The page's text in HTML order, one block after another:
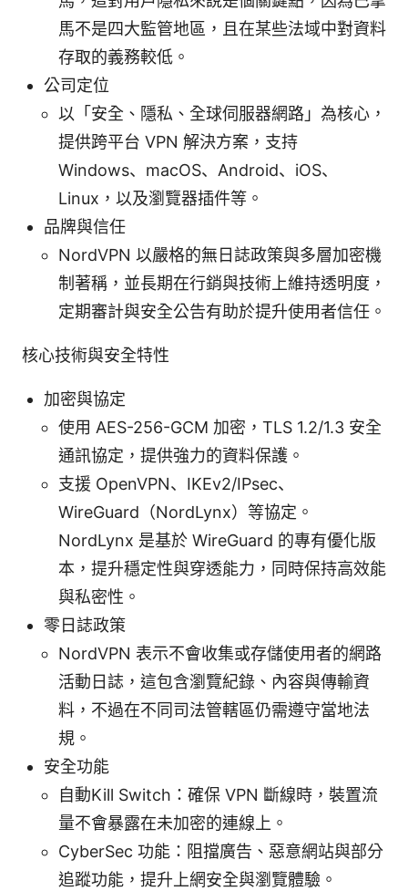
馬不是四大監管地區，且在某些法域中對資料
存取的義務較低。
公司定位
以「安全、隱私、全球伺服器網路」為核心，
提供跨平台 VPN 解決方案，支持
Windows、macOS、Android、iOS、
Linux，以及瀏覽器插件等。
品牌與信任
NordVPN 以嚴格的無日誌政策與多層加密機
制著稱，並長期在行銷與技術上維持透明度，
定期審計與安全公告有助於提升使用者信任。
核心技術與安全特性
加密與協定
使用 AES-256-GCM 加密，TLS 1.2/1.3 安全
通訊協定，提供強力的資料保護。
支援 OpenVPN、IKEv2/IPsec、
WireGuard（NordLynx）等協定。
NordLynx 是基於 WireGuard 的專有優化版
本，提升穩定性與穿透能力，同時保持高效能
與私密性。
零日誌政策
NordVPN 表示不會收集或存儲使用者的網路
活動日誌，這包含瀏覽紀錄、內容與傳輸資
料，不過在不同司法管轄區仍需遵守當地法
規。
安全功能
自動Kill Switch：確保 VPN 斷線時，裝置流
量不會暴露在未加密的連線上。
CyberSec 功能：阻擋廣告、惡意網站與部分
追蹤功能，提升上網安全與瀏覽體驗。